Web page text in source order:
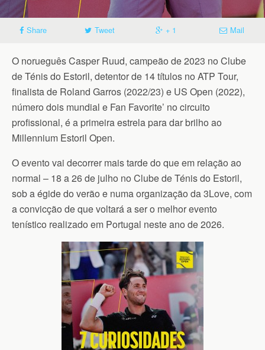
Share Tweet + 1 Mail
O norueguês Casper Ruud, campeão de 2023 no Clube
de Ténis do Estoril, detentor de 14 títulos no ATP Tour,
finalista de Roland Garros (2022/23) e US Open (2022),
número dois mundial e Fan Favorite’ no circuito
profissional, é a primeira estrela para dar brilho ao
Millennium Estoril Open.
O evento vai decorrer mais tarde do que em relação ao
normal – 18 a 26 de julho no Clube de Ténis do Estoril,
sob a égide do verão e numa organização da 3Love, com
a convicção de que voltará a ser o melhor evento
tenístico realizado em Portugal neste ano de 2026.